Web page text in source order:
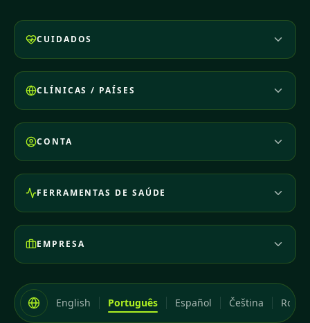
CUIDADOS
CLÍNICAS / PAÍSES
CONTA
FERRAMENTAS DE SAÚDE
EMPRESA
English Português Español Čeština